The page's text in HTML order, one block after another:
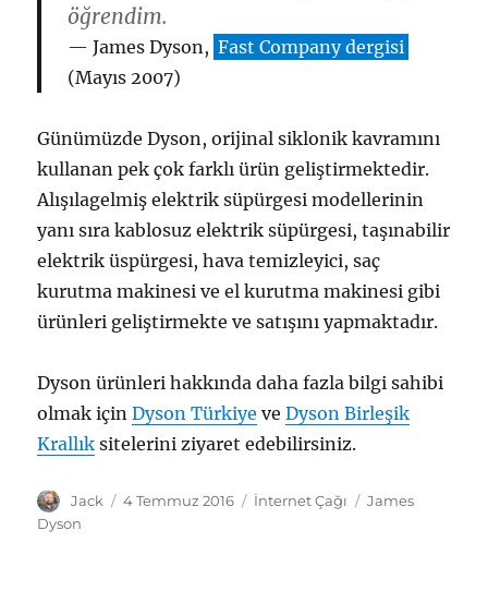
öğrendim.
James Dyson, Fast Company dergisi
(Mayıs 2007)
Günümüzde Dyson, orijinal siklonik kavramını
kullanan pek çok farklı ürün geliştirmektedir.
Alışılagelmiş elektrik süpürgesi modellerinin
yanı sıra kablosuz elektrik süpürgesi, taşınabilir
elektrik üspürgesi, hava temizleyici, saç
kurutma makinesi ve el kurutma makinesi gibi
ürünleri geliştirmekte ve satışını yapmaktadır.
Dyson ürünleri hakkında daha fazla bilgi sahibi
olmak içinDyson Türkiye veDyson Birleşik
Krallık sitelerini ziyaret edebilirsiniz.
Yazar
Jack
Yayın
4 Temmuz 2016 Kategoriler
İnternet Çağı Etiketler
James
Dyson